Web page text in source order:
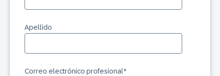
Apellido
Correo electrónico profesional*